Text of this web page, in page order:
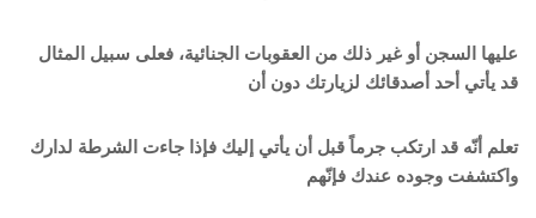
عليها السجن أو غير ذلك من العقوبات الجنائية، فعلى سبيل المثال
قد يأتي أحد أصدقائك لزيارتك دون أن
تعلم أنّه قد ارتكب جرماً قبل أن يأتي إليك فإذا جاءت الشرطة لدارك
واكتشفت وجوده عندك فإنّهم